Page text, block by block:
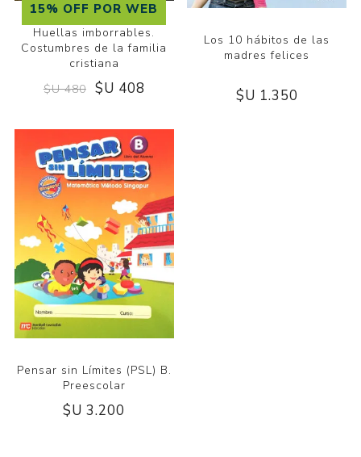
15% OFF POR WEB
Huellas imborrables.
Costumbres de la familia
cristiana
$U 480 $U 408
Los 10 hábitos de las
madres felices
$U 1.350
Pensar sin Límites (PSL) B.
Preescolar
$U 3.200